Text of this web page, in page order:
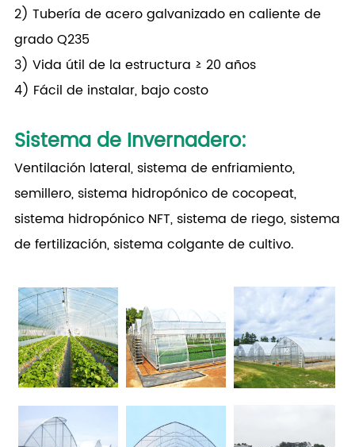
2) Tubería de acero galvanizado en caliente de
grado Q235
3) Vida útil de la estructura ≥ 20 años
4) Fácil de instalar, bajo costo
Sistema de Invernadero:
Ventilación lateral, sistema de enfriamiento,
semillero, sistema hidropónico de cocopeat,
sistema hidropónico NFT, sistema de riego, sistema
de fertilización, sistema colgante de cultivo.